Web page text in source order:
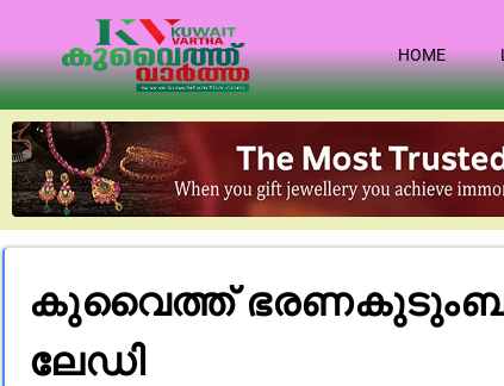
HOME
കുവൈത്ത്
ലേഡി